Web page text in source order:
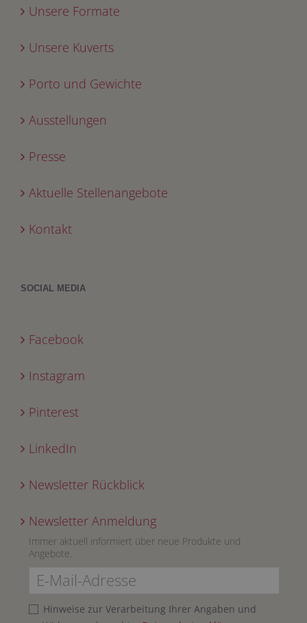
Unsere Formate
Unsere Kuverts
Porto und Gewichte
Ausstellungen
Presse
Aktuelle Stellenangebote
Kontakt
SOCIAL MEDIA
Facebook
Instagram
Pinterest
LinkedIn
Newsletter Rückblick
Newsletter Anmeldung
Immer aktuell informiert über neue Produkte und
Angebote.
Hinweise zur Verarbeitung Ihrer Angaben und